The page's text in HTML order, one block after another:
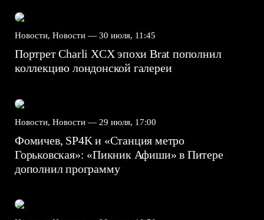
Новости, Новости — 30 июля, 11:45
Портрет Charli XCX эпохи Brat пополнил
коллекцию лондонской галереи
Новости, Новости — 29 июля, 17:00
Фомичев, SP4K и «Станция метро
Горьковская»: «Пикник Афиши» в Питере
дополнил программу